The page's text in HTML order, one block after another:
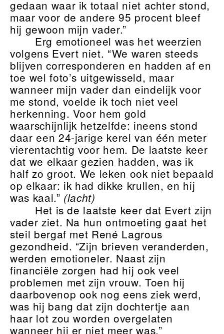
gedaan waar ik totaal niet achter stond,
maar voor de andere 95 procent bleef
hij gewoon mijn vader.”
Erg emotioneel was het weerzien
volgens Evert niet. “We waren steeds
blijven corresponderen en hadden af en
toe wel foto’s uitgewisseld, maar
wanneer mijn vader dan eindelijk voor
me stond, voelde ik toch niet veel
herkenning. Voor hem gold
waarschijnlijk hetzelfde: ineens stond
daar een 24-jarige kerel van één meter
vierentachtig voor hem. De laatste keer
dat we elkaar gezien hadden, was ik
half zo groot. We leken ook niet bepaald
op elkaar: ik had dikke krullen, en hij
was kaal.” (lacht)
Het is de laatste keer dat Evert zijn
vader ziet. Na hun ontmoeting gaat het
steil bergaf met René Lagrous
gezondheid. “Zijn brieven veranderden,
werden emotioneler. Naast zijn
financiële zorgen had hij ook veel
problemen met zijn vrouw. Toen hij
daarbovenop ook nog eens ziek werd,
was hij bang dat zijn dochtertje aan
haar lot zou worden overgelaten
wanneer hij er niet meer was.”